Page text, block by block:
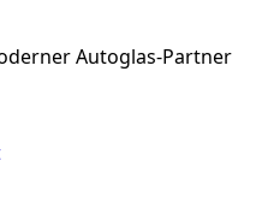
Autoglas-Partner